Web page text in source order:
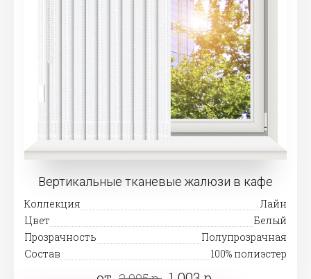
Вертикальные тканевые жалюзи в кафе
Коллекция
Лайн
Цвет
Белый
Прозрачность
Полупрозрачная
Состав
100% полиэстер